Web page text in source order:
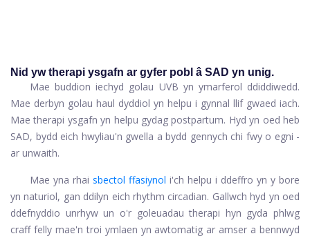
Nid yw therapi ysgafn ar gyfer pobl â SAD yn unig.
Mae buddion iechyd golau UVB yn ymarferol ddiddiwedd.
Mae derbyn golau haul dyddiol yn helpu i gynnal llif gwaed iach.
Mae therapi ysgafn yn helpu gydag postpartum. Hyd yn oed heb
SAD, bydd eich hwyliau'n gwella a bydd gennych chi fwy o egni -
ar unwaith.
Mae yna rhai sbectol ffasiynol i'ch helpu i ddeffro yn y bore
yn naturiol, gan ddilyn eich rhythm circadian. Gallwch hyd yn oed
ddefnyddio unrhyw un o'r goleuadau therapi hyn gyda phlwg
craff felly mae'n troi ymlaen yn awtomatig ar amser a bennwyd